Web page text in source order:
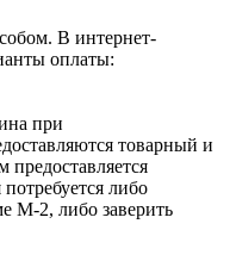
В интернет-
оплаты:
при
товарный и
либо
М-2, либо заверить